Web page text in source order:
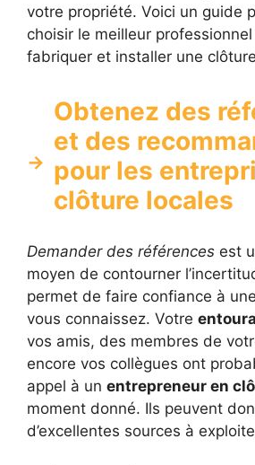
votre propriété. Voici un guide
choisir le meilleur
fabriquer et installer une
Obtenez des
et des
pour les
clôture locales
Demander des références est
moyen de contourner
permet de faire confiance à
vous connaissez. Votre
vos amis, des membres de
encore vos collègues ont
appel à un entrepreneur en
moment donné. Ils peuvent
d’excellentes sources à